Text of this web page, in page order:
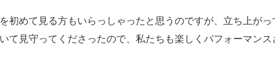
初めて見る方もいらっしゃったと思うのですが、立ち上がっ
て見守ってくださったので、私たちも楽しくパフォーマンス